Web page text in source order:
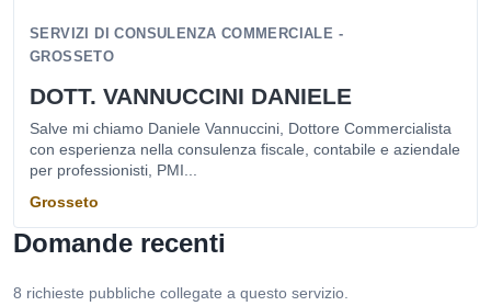
SERVIZI DI CONSULENZA COMMERCIALE -
GROSSETO
DOTT. VANNUCCINI DANIELE
Salve mi chiamo Daniele Vannuccini, Dottore Commercialista
con esperienza nella consulenza fiscale, contabile e aziendale
per professionisti, PMI...
Grosseto
Domande recenti
8 richieste pubbliche collegate a questo servizio.